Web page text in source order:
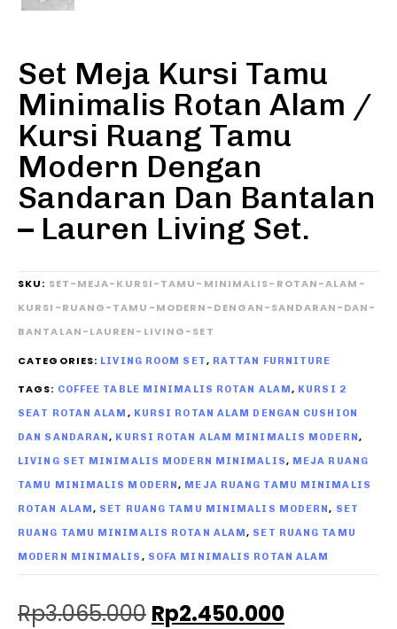
Set Meja Kursi Tamu
Minimalis Rotan Alam /
Kursi Ruang Tamu
Modern Dengan
Sandaran Dan Bantalan
– Lauren Living Set.
SKU: SET-MEJA-KURSI-TAMU-MINIMALIS-ROTAN-ALAM-
KURSI-RUANG-TAMU-MODERN-DENGAN-SANDARAN-DAN-
BANTALAN-LAUREN-LIVING-SET
CATEGORIES: LIVING ROOM SET, RATTAN FURNITURE
TAGS: COFFEE TABLE MINIMALIS ROTAN ALAM , KURSI 2
SEAT ROTAN ALAM , KURSI ROTAN ALAM DENGAN CUSHION
DAN SANDARAN, KURSI ROTAN ALAM MINIMALIS MODERN ,
LIVING SET MINIMALIS MODERN MINIMALIS, MEJA RUANG
TAMU MINIMALIS MODERN, MEJA RUANG TAMU MINIMALIS
ROTAN ALAM , SET RUANG TAMU MINIMALIS MODERN, SET
RUANG TAMU MINIMALIS ROTAN ALAM, SET RUANG TAMU
MODERN MINIMALIS , SOFA MINIMALIS ROTAN ALAM
Rp3.065.000 Rp2.450.000